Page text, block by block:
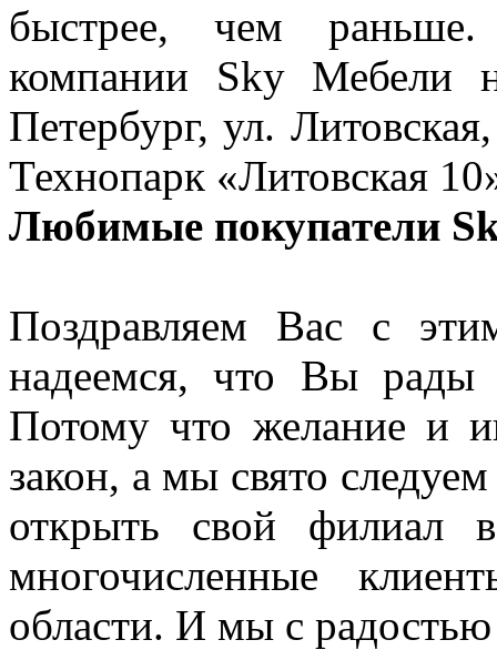
быстрее, чем раньше.
компании Sky Мебели
Петербург, ул.
Технопарк «Литовская
Любимые покупатели
Поздравляем Вас с
надеемся, что Вы
Потому что желание и
закон, а мы свято
открыть свой филиал
многочисленные
области. И мы с радостью